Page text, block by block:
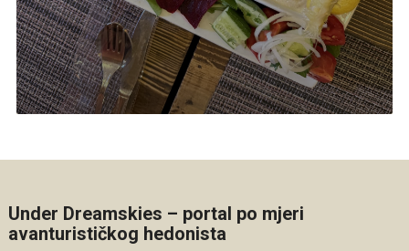
Under Dreamskies – portal po mjeri
avanturističkog hedonista